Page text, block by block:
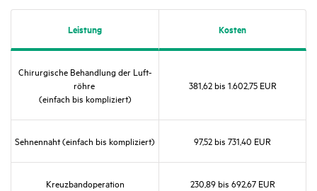
Leis­tung Kosten
Chir­ur­gi­sche Behand­lung der Luft­
röhre
(einfach bis kompli­ziert)
381,62 bis 1.602,75 EUR
Sehnen­naht (einfach bis kompli­ziert) 97,52 bis 731,40 EUR
Kreuz­band­ope­ra­tion 230,89 bis 692,67 EUR